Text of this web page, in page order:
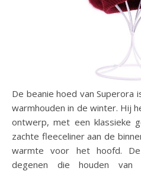
De beanie hoed van Superora
warmhouden in de winter. Hij
ontwerp, met een klassieke
zachte fleeceliner aan de
warmte voor het hoofd.
degenen die houden van